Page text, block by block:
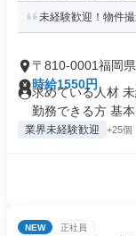
未経験歓迎！物件
〒810-0001福岡
時給1550円
求めている人材
勤務できる方 基本
業界未経験歓迎 +25個
NEW 正社員